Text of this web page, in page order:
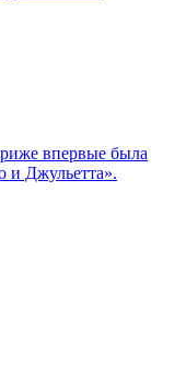
впервые была
и Джульетта».